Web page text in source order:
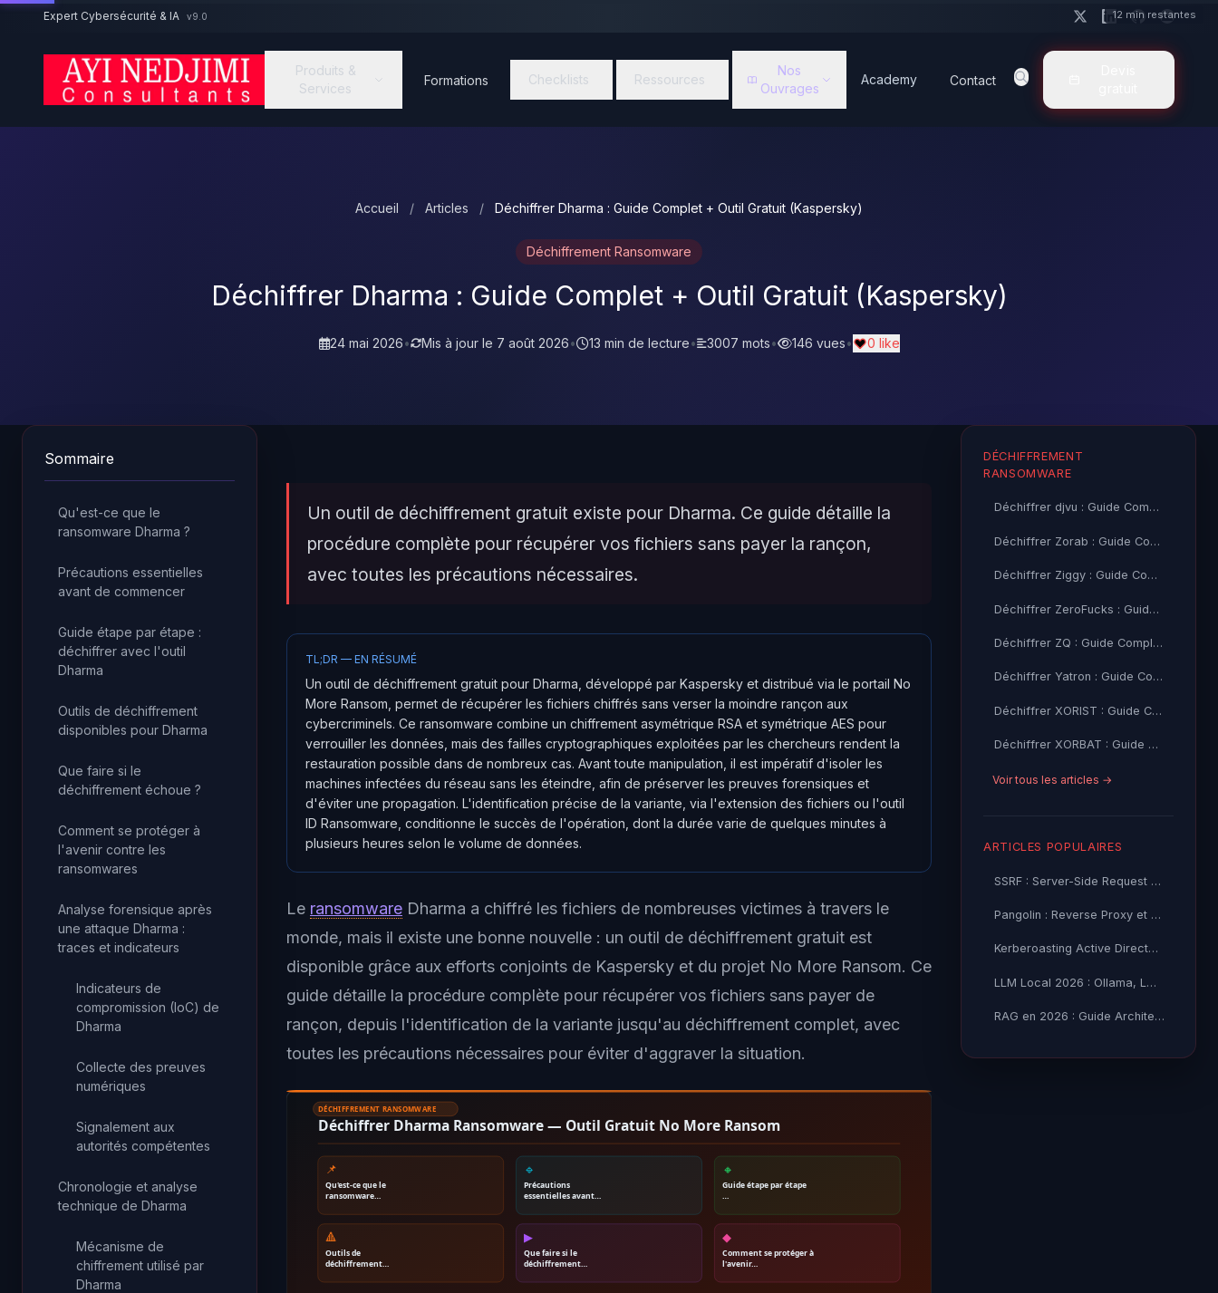
Aller au contenu principal
Expert Cybersécurité & IA v9.0
Produits &
Services
Formations Checklists Ressources
Nos
Ouvrages
Academy Contact
Accueil / Articles / Déchiffrer Dharma : Guide Complet + Outil Gratuit (Kaspersky)
Déchiffrement Ransomware
Déchiffrer Dharma : Guide Complet + Outil Gratuit (Kaspersky)
24 mai 2026• Mis à jour le 7 août 2026• 13 min de lecture• 3007 mots• 146 vues• 0 like
Sommaire
Qu'est-ce que le
ransomware Dharma ?
Précautions essentielles
avant de commencer
Guide étape par étape :
déchiffrer avec l'outil
Dharma
Outils de déchiffrement
disponibles pour Dharma
Que faire si le
déchiffrement échoue ?
Comment se protéger à
l'avenir contre les
ransomwares
Analyse forensique après
une attaque Dharma :
traces et indicateurs
Indicateurs de
compromission (IoC) de
Dharma
Collecte des preuves
numériques
Signalement aux
autorités compétentes
Chronologie et analyse
technique de Dharma
Mécanisme de
chiffrement utilisé par
Dharma
Un outil de déchiffrement gratuit existe pour Dharma. Ce guide détaille la
procédure complète pour récupérer vos fichiers sans payer la rançon,
avec toutes les précautions nécessaires.
TL;DR — EN RÉSUMÉ
Un outil de déchiffrement gratuit pour Dharma, développé par Kaspersky et distribué via le portail No
More Ransom, permet de récupérer les fichiers chiffrés sans verser la moindre rançon aux
cybercriminels. Ce ransomware combine un chiffrement asymétrique RSA et symétrique AES pour
verrouiller les données, mais des failles cryptographiques exploitées par les chercheurs rendent la
restauration possible dans de nombreux cas. Avant toute manipulation, il est impératif d'isoler les
machines infectées du réseau sans les éteindre, afin de préserver les preuves forensiques et
d'éviter une propagation. L'identification précise de la variante, via l'extension des fichiers ou l'outil
ID Ransomware, conditionne le succès de l'opération, dont la durée varie de quelques minutes à
plusieurs heures selon le volume de données.
Le ransomware Dharma a chiffré les fichiers de nombreuses victimes à travers le
monde, mais il existe une bonne nouvelle : un outil de déchiffrement gratuit est
disponible grâce aux efforts conjoints de Kaspersky et du projet No More Ransom. Ce
guide détaille la procédure complète pour récupérer vos fichiers sans payer de
rançon, depuis l'identification de la variante jusqu'au déchiffrement complet, avec
toutes les précautions nécessaires pour éviter d'aggraver la situation.
DÉCHIFFREMENT RANSOMWARE
Déchiffrer Dharma Ransomware — Outil Gratuit No More Ransom
📌
Qu'est-ce que le
ransomware…
🔹
Précautions
essentielles avant…
🔸
Guide étape par étape
…
🔺
Outils de
déchiffrement…
▶
Que faire si le
déchiffrement…
◆
Comment se protéger à
l'avenir…
DÉCHIFFREMENT
RANSOMWARE
Déchiffrer djvu : Guide Complet + Outil Gratuit (Emsisoft)
Déchiffrer Zorab : Guide Complet + Outil Gratuit (Emsisoft)
Déchiffrer Ziggy : Guide Complet + Outil Gratuit (Emsisoft)
Déchiffrer ZeroFucks : Guide Complet + Outil Gratuit (Emsisoft)
Déchiffrer ZQ : Guide Complet + Outil Gratuit (Emsisoft)
Déchiffrer Yatron : Guide Complet + Outil Gratuit (Kaspersky)
Déchiffrer XORIST : Guide Complet + Outil Gratuit (TM, Emsisoft)
Déchiffrer XORBAT : Guide Complet + Outil Gratuit (TM)
Voir tous les articles →
ARTICLES POPULAIRES
SSRF : Server-Side Request Forgery — Exploitation Avancée
Pangolin : Reverse Proxy et Tunnel Self-Hosted — Guide
Kerberoasting Active Directory : Attaque et Défense 2026
LLM Local 2026 : Ollama, LM Studio ou vLLM — Quel Outil selon
RAG en 2026 : Guide Architecture, Vectorisation & Chunking
12 min restantes